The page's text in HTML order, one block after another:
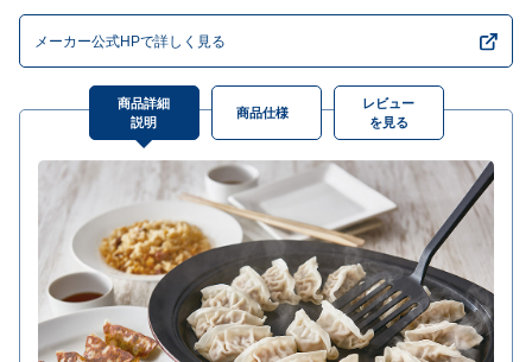
メーカー公式HPで詳しく見る
商品詳細
説明
商品仕様
レビュー
を見る